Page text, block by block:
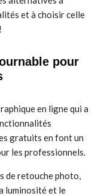
et à choisir celle
pour
en ligne qui a
gratuits en font un
les professionnels.
de retouche photo,
luminosité et le